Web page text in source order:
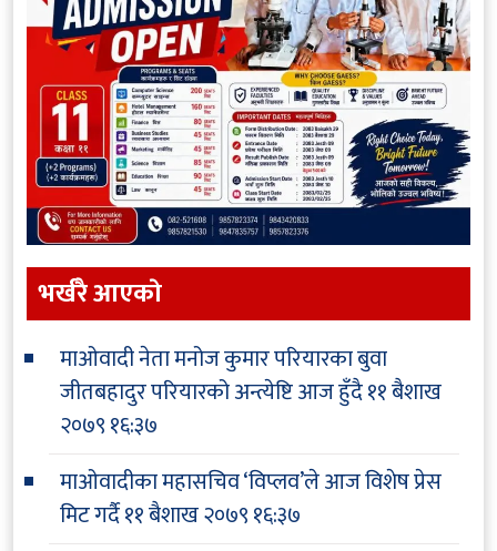
भर्खरै आएकाे
माओवादी नेता मनोज कुमार परियारका बुवा
जीतबहादुर परियारको अन्त्येष्टि आज हुँदै११ बैशाख
२०७९ १६:३७
माओवादीका महासचिव ‘विप्लव’ले आज विशेष प्रेस
मिट गर्दै११ बैशाख २०७९ १६:३७